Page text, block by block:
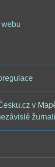
webu
v